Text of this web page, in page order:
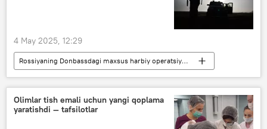
4 May 2025, 12:29
Rossiyaning Donbassdagi maxsus harbiy operatsiyasi
Dunyo yangiliklari
Dunyoda
Rossiya
Ukraina
Olimlar tish emali uchun yangi qoplama
yaratishdi — tafsilotlar